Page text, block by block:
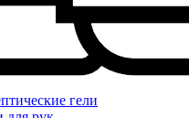
гели